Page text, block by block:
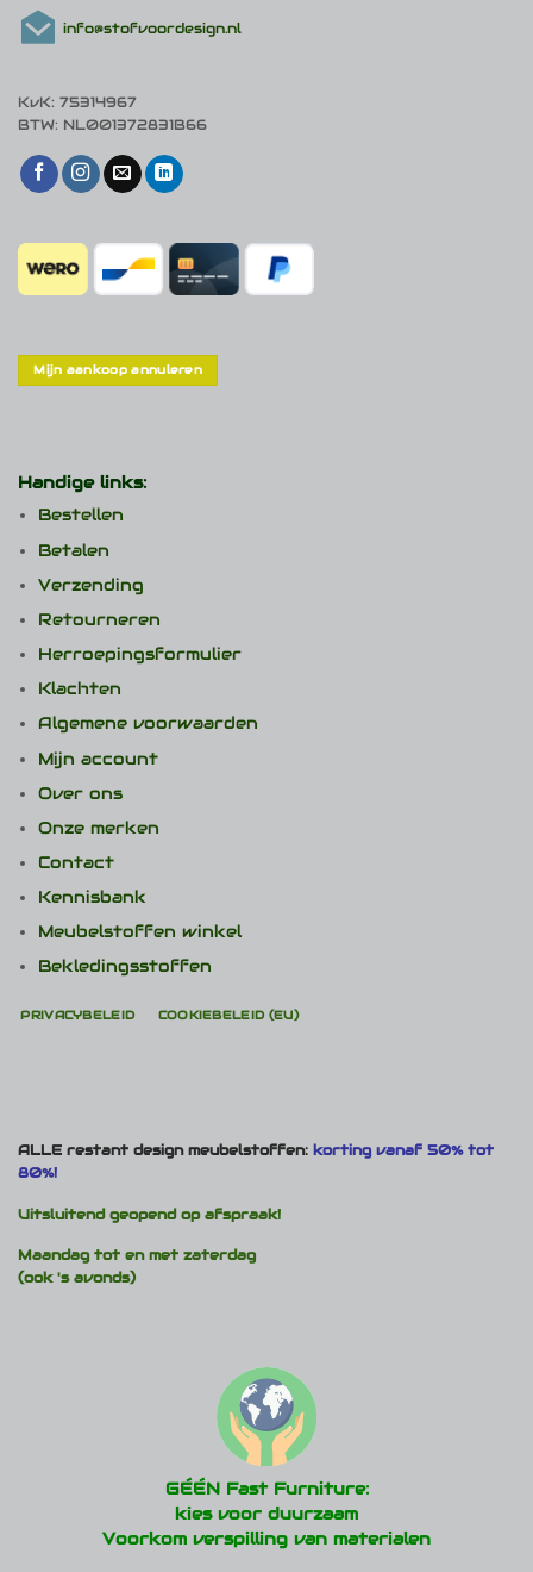
info@stofvoordesign.nl
KvK: 75314967
BTW: NL001372831B66
Mijn aankoop annuleren
Handige links:
Bestellen
Betalen
Verzending
Retourneren
Herroepingsformulier
Klachten
Algemene voorwaarden
Mijn account
Over ons
Onze merken
Contact
Kennisbank
Meubelstoffen winkel
Bekledingsstoffen
PRIVACYBELEID COOKIEBELEID (EU)
ALLE restant design meubelstoffen: korting vanaf 50% tot
80%!
Uitsluitend geopend op afspraak!
Maandag tot en met zaterdag
(ook 's avonds)
GÉÉN Fast Furniture:
kies voor duurzaam
Voorkom verspilling van materialen